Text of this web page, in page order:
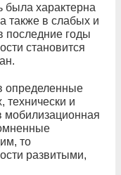
была характерна
также в слабых и
последние годы
становится
определенные
технически и
мобилизационная
то
развитыми,